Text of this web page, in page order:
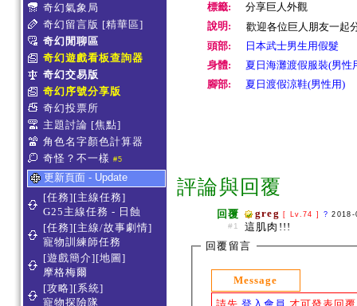
奇幻氣象局
奇幻留言版 [精華區]
奇幻閒聊區
奇幻遊戲看板查詢器
奇幻交易版
奇幻序號分享版
奇幻投票所
主題討論 [焦點]
角色名字顏色計算器
奇怪？不一樣 #5
更新頁面 - Update
[任務][主線任務]
G25主線任務 - 日蝕
[任務][主線/故事劇情]
寵物訓練師任務
[遊戲簡介][地圖]
摩格梅爾
[攻略][系統]
寵物探險隊
標籤:
分享巨人外觀
說明:
歡迎各位巨人朋友一起
頭部:
日本武士男生用假髮
身體:
夏日海灘渡假服裝(男性
腳部:
夏日渡假涼鞋(男性用)
評論與回覆
回覆
#1
greg [ Lv.74 ] ?
這肌肉!!!
回覆留言
Message